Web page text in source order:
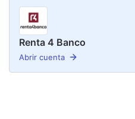
Renta 4 Banco
Abrir cuenta